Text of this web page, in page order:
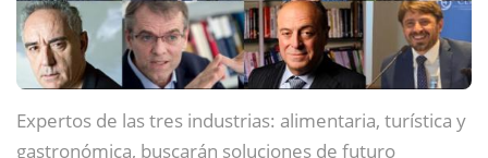
Expertos de las tres industrias: alimentaria, turística y
gastronómica, buscarán soluciones de futuro